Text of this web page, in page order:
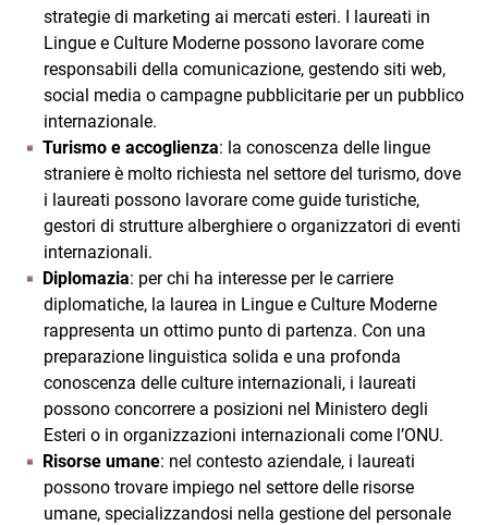
strategie di marketing ai mercati esteri. I laureati in
Lingue e Culture Moderne possono lavorare come
responsabili della comunicazione, gestendo siti web,
social media o campagne pubblicitarie per un pubblico
internazionale.
Turismo e accoglienza: la conoscenza delle lingue
straniere è molto richiesta nel settore del turismo, dove
i laureati possono lavorare come guide turistiche,
gestori di strutture alberghiere o organizzatori di eventi
internazionali.
Diplomazia: per chi ha interesse per le carriere
diplomatiche, la laurea in Lingue e Culture Moderne
rappresenta un ottimo punto di partenza. Con una
preparazione linguistica solida e una profonda
conoscenza delle culture internazionali, i laureati
possono concorrere a posizioni nel Ministero degli
Esteri o in organizzazioni internazionali come l’ONU.
Risorse umane: nel contesto aziendale, i laureati
possono trovare impiego nel settore delle risorse
umane, specializzandosi nella gestione del personale